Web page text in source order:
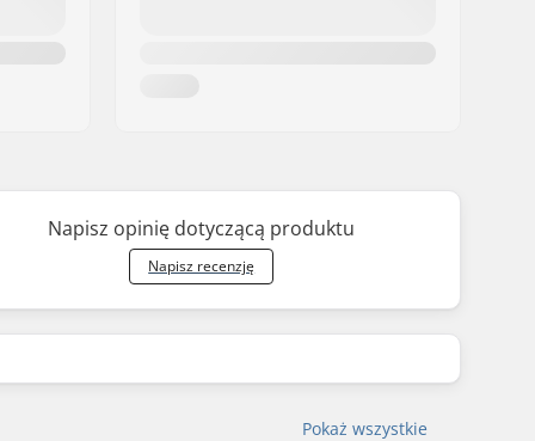
Napisz opinię dotyczącą produktu
Napisz recenzję
Pokaż wszystkie